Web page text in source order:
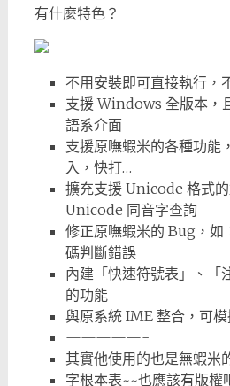
有什麼特色？
不用安裝即可直接執行，
支援 Windows 全版本，
語系介面
支援原嘸蝦米的各種功能
入，快打…
擴充支援 Unicode 格式
Unicode 同音字查詢
修正原嘸蝦米的 Bug，如
碼判斷錯誤
內建「快速符號表」、「
的功能
與原系統 IME 整合，可
—————-
其實他使用的也是無蝦米
字根本表~~也應該有版權